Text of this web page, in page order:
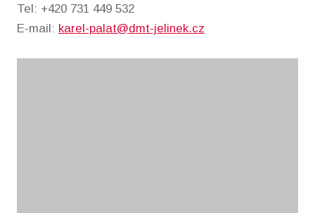
Tel: +420 731 449 532
E-mail: karel-palat@dmt-jelinek.cz